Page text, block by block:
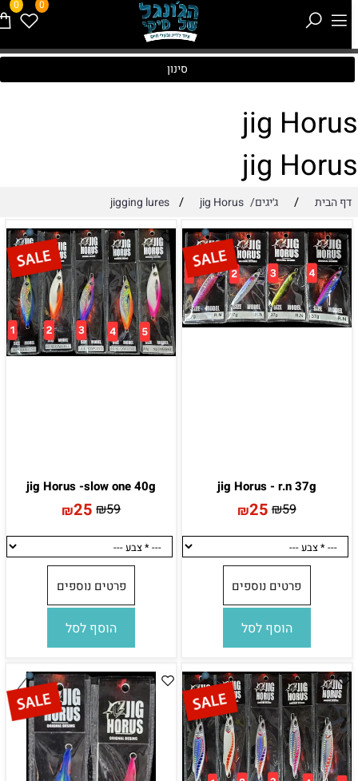
0 0
סינון
jig
jig
דף הבית / ג׳יגים/jigging lures / jig Horus
jig Horus - r.n 37g
₪59
₪25
פרטים נוספים
הוסף לסל
jig Horus -slow one 40g
₪59
₪25
פרטים נוספים
הוסף לסל